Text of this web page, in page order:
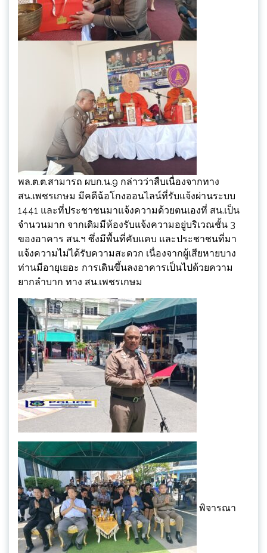
พล.ต.ต.สามารถ ผบก.น.9 กล่าวว่าสืบเนื่องจากทาง
สน.เพชรเกษม มีคดีฉ้อโกงออนไลน์ที่รับแจ้งผ่านระบบ
1441 และที่ประชาชนมาแจ้งความด้วยตนเองที่ สน.เป็น
จำนวนมาก จากเดิมมีห้องรับแจ้งความอยู่บริเวณชั้น 3
ของอาคาร สน.ฯ ซึ่งมีพื้นที่คับแคบ และประชาชนที่มา
แจ้งความไม่ได้รับความสะดวก เนื่องจากผู้เสียหายบาง
ท่านมีอายุเยอะ การเดินขึ้นลงอาคารเป็นไปด้วยความ
ยากลำบาก ทาง สน.เพชรเกษม
พิจารณา